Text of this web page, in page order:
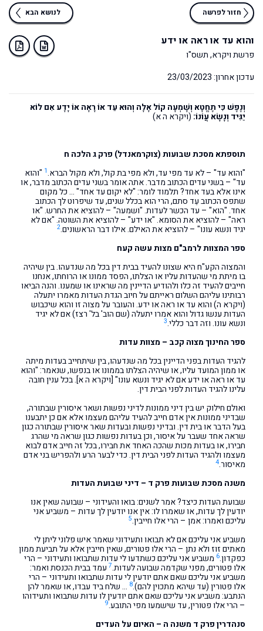
חזור לפרשה לנושא הבא
והוא עד או ראה או ידע
פרשת ויקרא, תשס"ו
עדכון אחרון: 23/03/2023
וְנֶפֶשׁ כִּי תֶחֱטָא וְשָׁמְעָה קוֹל אָלָה וְהוּא עֵד אוֹ רָאָה אוֹ יָדָע אִם לוֹא
יַגִּיד וְנָשָׂא עֲוֹנוֹ: (ויקרא ה א)
תוספתא מסכת שבועות (צוקרמאנדל) פרק ג הלכה ח
"והוא עד" – לא עד מפי עד, ולא מפי בת קול, ולא מקול הברא.1 "והוא
עד" – בשני עדים הכתוב מדבר. אתה אומר בשני עדים הכתוב מדבר, או
אינו אלא בעד אחד? תלמוד לומר: "לא יקום עד אחד" … כל מקום
שתפס הכתוב עֵד סתם, הרי הוא בכלל שנים, עד שיפרוט לך הכתוב
אחד. "הוא" – עד הכשר לעדות. "ושמעה" – להוציא את החרש. "או
ראה" – להוציא את הסומא. "או ידע" – להוציא את השוטה. "אם לא
יגיד ונשא עונו" – להוציא את האילם. אילו דבר הראשונים.2
ספר המצוות לרמב"ם מצות עשה קעח
והמצוה הקע"ח היא שצונו להעיד בבית דין בכל מה שנדעהו. בין שיהיה
בו מיתת מי שהעדות עליו או הצלתו, הפסד ממונו או הרוחתו, אנחנו
חייבים להעיד זה כלו ולהודיע הדיינין מה שראינו או שמענו. והנה הביאו
רבותינו עליהם השלום ראייתם על חיוב הגדת העדות מאמרו יתעלה
(ויקרא ה) והוא עד או ראה או ידע. והעובר על מצוה זו והוא שיכבוש
העדות ענשו גדול והוא אמרו יתעלה (שם הוב' בל' רצז) אם לא יגיד
ונשא עונו. וזה דבר כללי.3
ספר החינוך מצוה קכב – מצוות עדות
להגיד העדות בפני הדיינין בכל מה שנדעהו, בין שיתחייב בעדות מיתה
או ממון המועד עליו, או שיהיה הצלתו בממונו או בנפשו, שנאמר: "והוא
עד או ראה או ידע אם לא יגיד ונשא עונו" [ויקרא ה א]. בכל ענין חובה
עלינו להגיד העדות לפני הבית דין.
ואולם חילוק יש בין דיני ממונות לדיני נפשות ושאר איסורין שבתורה,
שבדיני ממונות אין אדם חייב להעיד עליהם מעצמו אלא אם כן יתבענו
בעל הדבר או בית דין. ובדיני נפשות ובעדות שאר איסורין שבתורה כגון
שראה אחד שעבר על איסור, וכן בעדות נפשות כגון שראה מי שהרג
חבירו, או בעדות מכות שהכה האחד את חבירו, בכל זה חייב אדם לבוא
מעצמו ולהגיד העדות לפני הבית דין. כדי לבער הרע ולהפריש בני אדם
מאיסור.4
משנה מסכת שבועות פרק ד – דיני שבועת העדות
שבועת העדות כיצד? אמר לשנים: בואו והעידוני – שבועה שאין אנו
יודעין לך עדות, או שאמרו לו: אין אנו יודעין לך עדות – משביע אני
עליכם ואמרו: אמן – הרי אלו חייבין.5
משביע אני עליכם אם לא תבואו ותעידוני שאמר איש פלוני ליתן לי
מאתים זוז ולא נתן – הרי אלו פטורים, שאין חייבין אלא על תביעת ממון
כפקדון.6 משביע אני עליכם כשתדעו לי עדות שתבואו ותעידוני – הרי
אלו פטורים, מפני שקדמה שבועה לעדות.7 עמד בבית הכנסת ואמר:
משביע אני עליכם שאם אתם יודעין לי עדות שתבואו ותעידוני – הרי
אלו פטורין (עד שיהא מתכוין להם).8 … שלח ביד עבדו, או שאמר להן
הנתבע: משביע אני עליכם שאם אתם יודעין לו עדות שתבואו ותעידוהו
– הרי אלו פטורין, עד שישמעו מפי התובע.9
סנהדרין פרק ד משנה ה – האיום על העדים